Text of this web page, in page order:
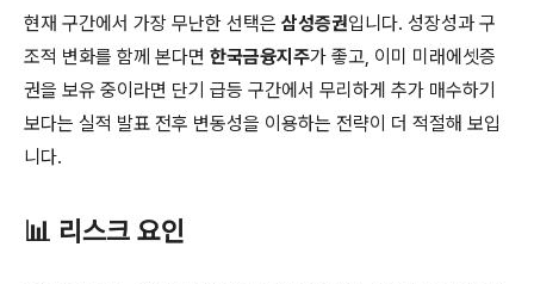
현재 구간에서 가장 무난한 선택은 삼성증권입니다. 성장성과 구
조적 변화를 함께 본다면 한국금융지주가 좋고, 이미 미래에셋증
권을 보유 중이라면 단기 급등 구간에서 무리하게 추가 매수하기
보다는 실적 발표 전후 변동성을 이용하는 전략이 더 적절해 보입
니다.
📊 리스크 요인